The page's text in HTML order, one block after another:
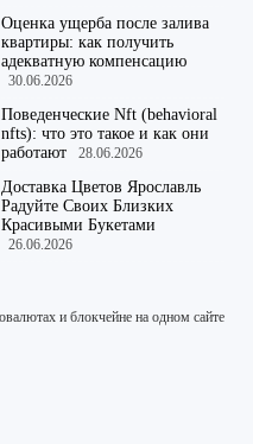
Оценка ущерба после залива
квартиры: как получить
адекватную компенсацию
30.06.2026
Поведенческие Nft (behavioral
nfts): что это такое и как они
работают
28.06.2026
Доставка Цветов Ярославль
Радуйте Своих Близких
Красивыми Букетами
26.06.2026
и блокчейне на одном сайте